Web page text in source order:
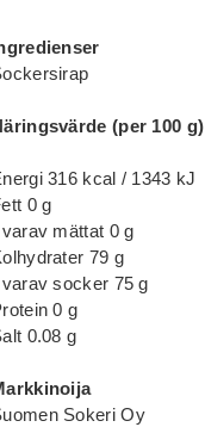
(per 100 g)
316 kcal / 1343 kJ
0 g
mättat 0 g
79 g
socker 75 g
0 g
0.08 g
Sokeri Oy